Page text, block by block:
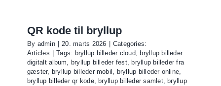
QR kode til bryllup
By admin 20. marts 2026
Categories:
Articles
Tags: bryllup billeder cloud, bryllup billeder
digitalt album, bryllup billeder fest, bryllup billeder fra
gæster, bryllup billeder mobil , bryllup billeder online,
bryllup billeder qr kode, bryllup billeder samlet, bryllup